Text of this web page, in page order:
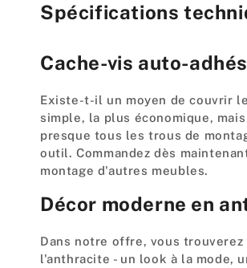
Spécifications
Cache-vis auto-
Existe-t-il un moyen de couvrir
simple, la plus économique,
presque tous les trous de
outil. Commandez dès
montage d'autres meubles.
Décor moderne en
Dans notre offre, vous
l'anthracite - un look à la mode,